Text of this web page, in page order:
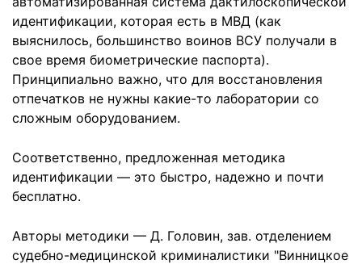
идентификации, которая есть в МВД (как
выяснилось, большинство воинов ВСУ получали в
свое время биометрические паспорта).
Принципиально важно, что для восстановления
отпечатков не нужны какие-то лаборатории со
сложным оборудованием.
Соответственно, предложенная методика
идентификации — это быстро, надежно и почти
бесплатно.
Авторы методики — Д. Головин, зав. отделением
судебно-медицинской криминалистики "Винницкое